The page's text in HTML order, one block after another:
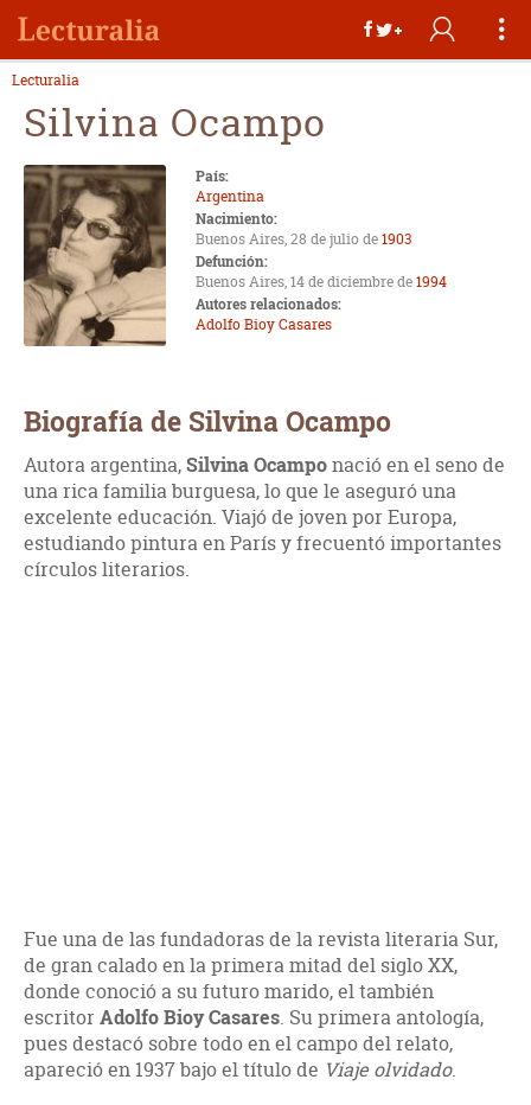
Lecturalia
Silvina Ocampo
País:
Argentina
Nacimiento:
Buenos Aires, 28 de julio de1903
Defunción:
Buenos Aires, 14 de diciembre de1994
Autores relacionados:
Adolfo Bioy Casares
Biografía de Silvina Ocampo
Autora argentina,Silvina Ocamponació en el seno de
una rica familia burguesa, lo que le aseguró una
excelente educación. Viajó de joven por Europa,
estudiando pintura en París y frecuentó importantes
círculos literarios.
Fue una de las fundadoras de la revista literaria Sur,
de gran calado en la primera mitad del siglo XX,
donde conoció a su futuro marido, el también
escritor Adolfo Bioy Casares. Su primera antología,
pues destacó sobre todo en el campo del relato,
apareció en 1937 bajo el título de Viaje olvidado.